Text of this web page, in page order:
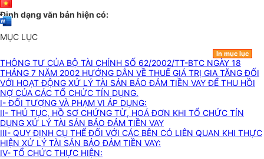
Định dạng văn bản hiện có:
MỤC LỤC
In mục lục
THÔNG TƯ CỦA BỘ TÀI CHÍNH SỐ 62/2002/TT-BTC NGÀY 18
THÁNG 7 NĂM 2002 HƯỚNG DẪN VỀ THUẾ GIÁ TRỊ GIA TĂNG ĐỐI
VỚI HOẠT ĐỘNG XỬ LÝ TÀI SẢN BẢO ĐẢM TIỀN VAY ĐỂ THU HỒI
NỢ CỦA CÁC TỔ CHỨC TÍN DỤNG.
I- ĐỐI TƯỢNG VÀ PHẠM VI ÁP DỤNG:
II- THỦ TỤC, HỒ SƠ CHỨNG TỪ, HOÁ ĐƠN KHI TỔ CHỨC TÍN
DỤNG XỬ LÝ TÀI SẢN BẢO ĐẢM TIỀN VAY
III- QUY ĐỊNH CỤ THỂ ĐỐI VỚI CÁC BÊN CÓ LIÊN QUAN KHI THỰC
HIỆN XỬ LÝ TÀI SẢN BẢO ĐẢM TIỀN VAY:
IV- TỔ CHỨC THỰC HIỆN: